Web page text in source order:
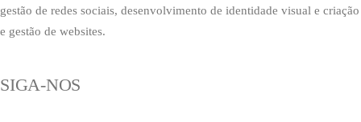
gestão de redes sociais, desenvolvimento de identidade visual e criação
e gestão de websites.
SIGA-NOS